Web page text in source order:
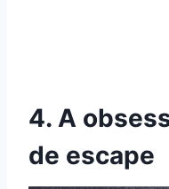
4. A
de escape